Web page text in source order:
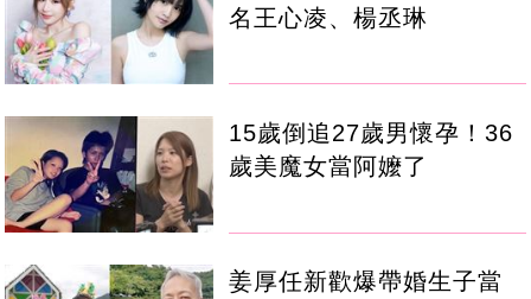
名王心凌、楊丞琳
15歲倒追27歲男懷孕！36
歲美魔女當阿嬤了
姜厚任新歡爆帶婚生子當